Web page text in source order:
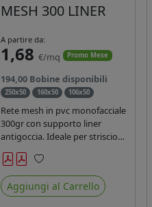
MESH 300 LINER
A partire da:
1,68 €/mq Promo Mese
194,00 Bobine disponibili
250x50 160x50 106x50
Rete mesh in pvc monofacciale
300gr con supporto liner
antigoccia. Ideale per striscioni
e coperture antivento.
Saldabile, stampabile con
inchiostri solvente,
ecosolvente, uv e latex. Densità
Preferiti
Aggiungi al Carrello